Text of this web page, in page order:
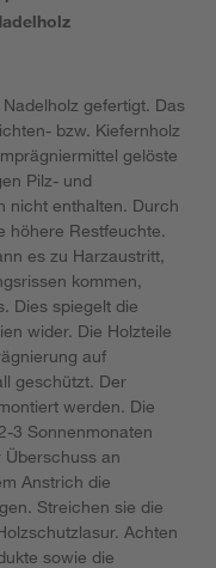
gefertigt. Das
bzw. Kiefernholz
gelöste
Pilz- und
nicht enthalten. Durch
höhere Restfeuchte.
es zu Harzaustritt,
kommen,
Dies spiegelt die
wider. Die Holzteile
auf
geschützt. Der
werden. Die
3 Sonnenmonaten
an
Anstrich die
Streichen sie die
Achten
sowie die